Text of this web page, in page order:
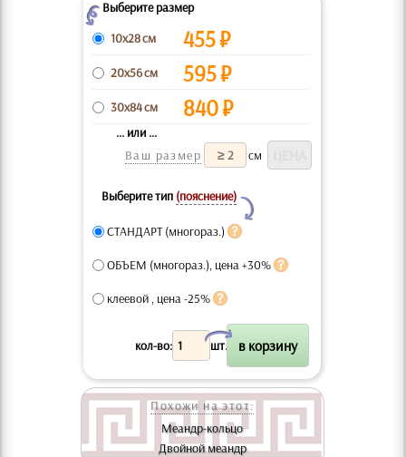
ZВыберите размер
10x28 см
455₽
20x56 см 595₽
30x84 см 840₽
... или ...
Ваш размер
см
Выберите тип (пояснение)
Y
СТАНДАРТ (многораз.)
ОБЪЕМ (многораз.), цена +30%
клеевой , цена -25%
кол-во: шт.
X
Похожи на этот:
Меандр-кольцо
Двойной меандр